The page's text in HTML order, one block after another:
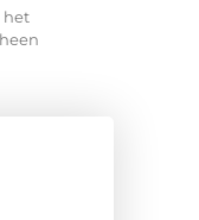
het